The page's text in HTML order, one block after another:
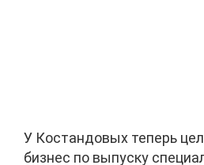
У Костандовых теперь
бизнес по выпуску